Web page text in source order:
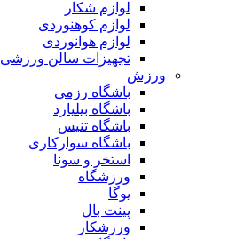
لوازم شکار
لوازم کوهنوردی
لوازم هوانوردی
تجهیزات سالن ورزشی
ورزش
باشگاه رزمی
باشگاه بیلیارد
باشگاه تنیس
باشگاه سوارکاری
استخر و سونا
ورزشگاه
یوگا
پینت بال
ورزشکار